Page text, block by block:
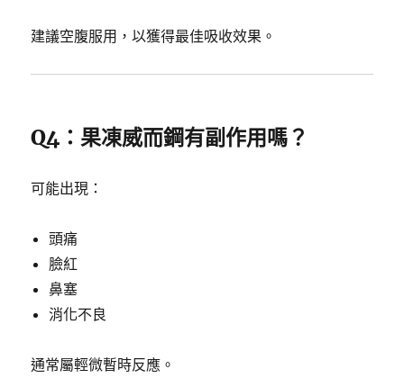
建議空腹服用，以獲得最佳吸收效果。
Q4：果凍威而鋼有副作用嗎？
可能出現：
頭痛
臉紅
鼻塞
消化不良
通常屬輕微暫時反應。